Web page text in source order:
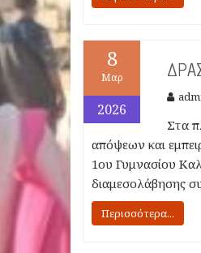
8
Μαρ
2026
Στα
απόψεων και
1ου Γυμνασίου
διαμεσολάβησης
Περισσότερα...